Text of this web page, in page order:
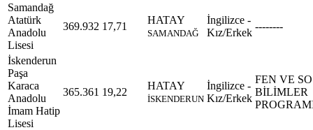
Samandağ
Atatürk
Anadolu
Lisesi
369.932 17,71
HATAY
SAMANDAĞ
İngilizce -
Kız/Erkek
--------
İskenderun
Paşa
Karaca
Anadolu
İmam Hatip
Lisesi
365.361 19,22
HATAY
İSKENDERUN
İngilizce -
Kız/Erkek
FEN VE
BİLİMLER